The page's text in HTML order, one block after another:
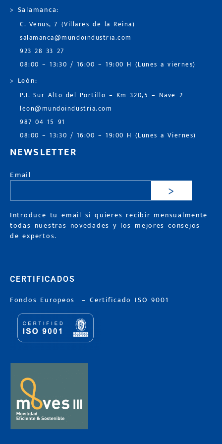
> Salamanca:
C. Venus, 7 (Villares de la Reina)
salamanca@mundoindustria.com
923 28 33 27
08:00 – 13:30 / 16:00 – 19:00 H (Lunes a viernes)
> León:
P.I. Sur Alto del Portillo – Km 320,5 – Nave 2
leon@mundoindustria.com
987 04 15 91
08:00 – 13:30 / 16:00 – 19:00 H (Lunes a Viernes)
NEWSLETTER
Email
>
Introduce tu email si quieres recibir mensualmente
todas nuestras novedades y los mejores consejos
de expertos.
CERTIFICADOS
Fondos Europeos –Certificado ISO 9001